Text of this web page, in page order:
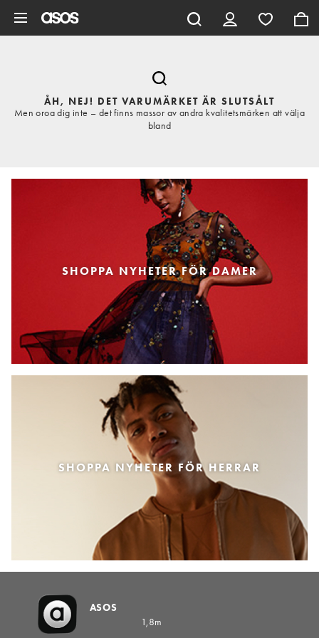
ÅH, NEJ! DET VARUMÄRKET ÄR SLUTSÅLT
Men oroa dig inte – det finns massor av andra kvalitetsmärken att välja
bland
SHOPPA NYHETER FÖR DAMER
SHOPPA NYHETER FÖR HERRAR
ASOS
1,8m